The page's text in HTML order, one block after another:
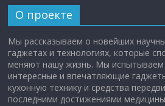
О проекте
Мы рассказываем о новейших
гаджетах и технологиях, которые
меняют нашу жизнь. Мы испытываем
интересные и впечатляющие
кухонную технику и средства
последними достижениями